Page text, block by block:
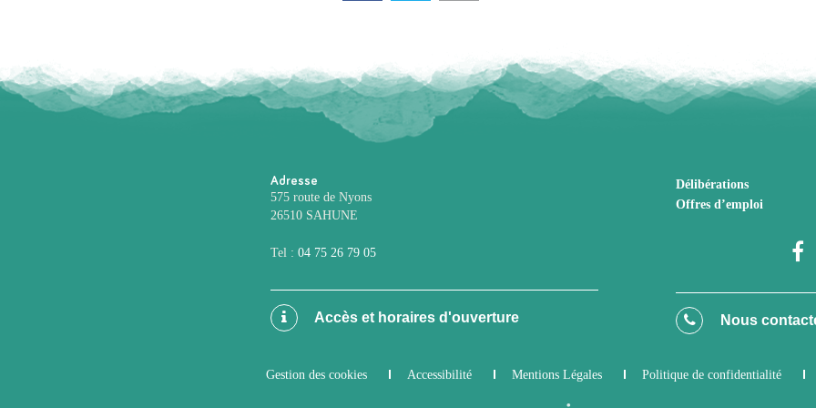
Adresse
575 route de Nyons
26510 SAHUNE
Tel : 04 75 26 79 05
Accès et horaires d'ouverture
Délibérations
Offres d’emploi
Nous
Gestion des cookies Accessibilité Mentions Légales Politique de confidentialité